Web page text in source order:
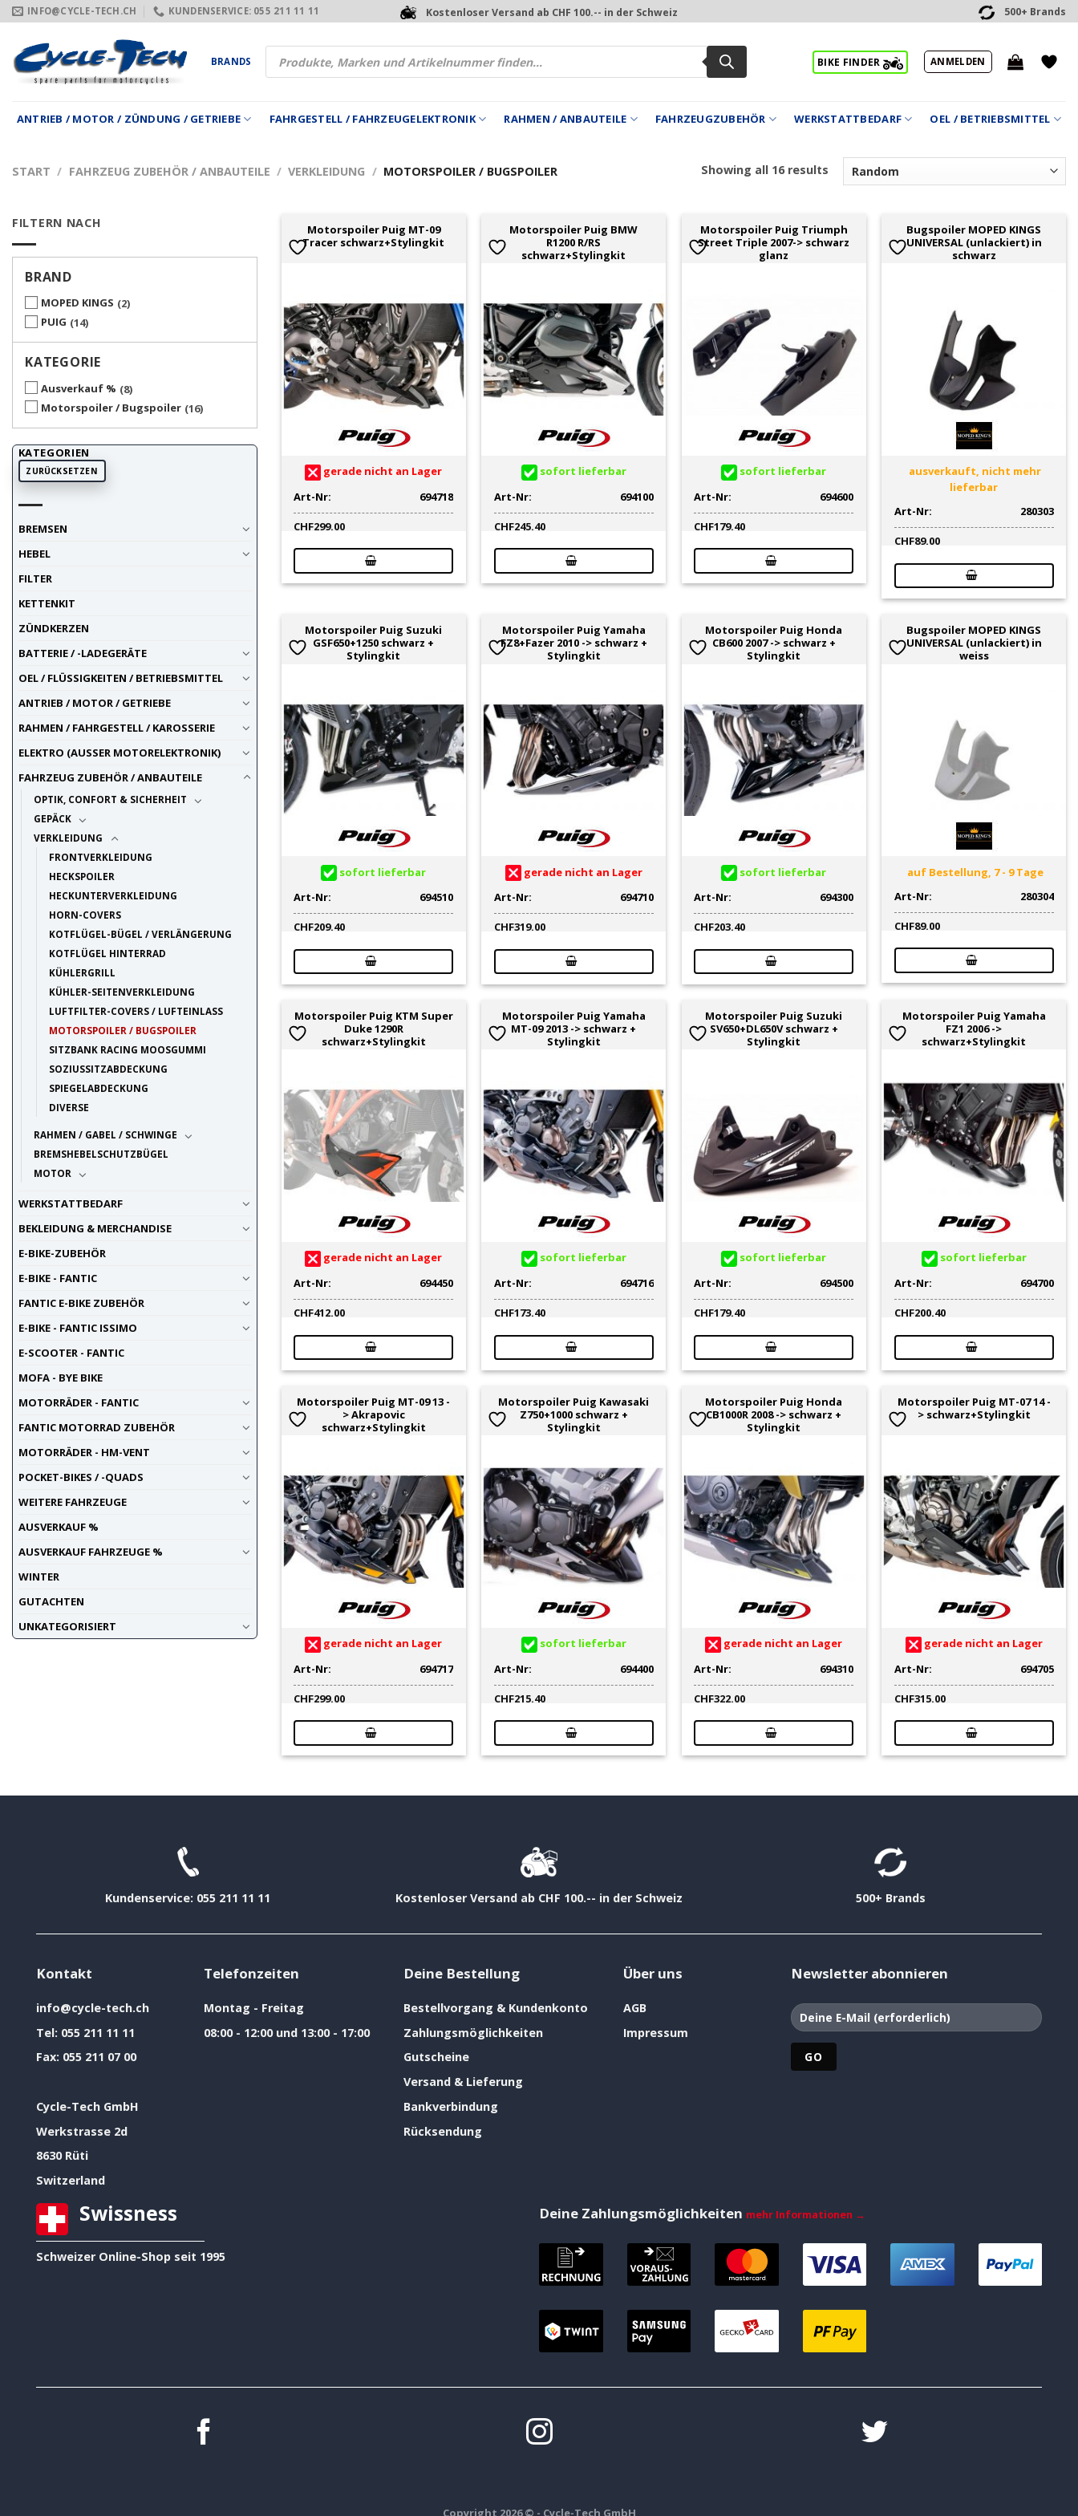
Zum
Inhalt
springen
INFO@CYCLE-TECH.CH KUNDENSERVICE: 055 211 11 11 Kostenloser Versand ab CHF 100.-- in der Schweiz 500+ Brands
BRANDS
Products
search
BIKE FINDER ANMELDEN
ANTRIEB / MOTOR / ZÜNDUNG / GETRIEBE FAHRGESTELL / FAHRZEUGELEKTRONIK RAHMEN / ANBAUTEILE FAHRZEUGZUBEHÖR WERKSTATTBEDARF OEL / BETRIEBSMITTEL
START / FAHRZEUG ZUBEHÖR / ANBAUTEILE / VERKLEIDUNG / MOTORSPOILER / BUGSPOILER Showing all 16 results
FILTERN NACH
BRAND
MOPED KINGS
2
PUIG 14
KATEGORIE
Ausverkauf %
8
Motorspoiler / Bugspoiler 16
KATEGORIEN
ZURÜCKSETZEN
BREMSEN
HEBEL
FILTER
KETTENKIT
ZÜNDKERZEN
BATTERIE / -LADEGERÄTE
OEL / FLÜSSIGKEITEN / BETRIEBSMITTEL
ANTRIEB / MOTOR / GETRIEBE
RAHMEN / FAHRGESTELL / KAROSSERIE
ELEKTRO (AUSSER MOTORELEKTRONIK)
FAHRZEUG ZUBEHÖR / ANBAUTEILE
OPTIK, CONFORT & SICHERHEIT
GEPÄCK
VERKLEIDUNG
FRONTVERKLEIDUNG
HECKSPOILER
HECKUNTERVERKLEIDUNG
HORN-COVERS
KOTFLÜGEL-BÜGEL / VERLÄNGERUNG
KOTFLÜGEL HINTERRAD
KÜHLERGRILL
KÜHLER-SEITENVERKLEIDUNG
LUFTFILTER-COVERS / LUFTEINLASS
MOTORSPOILER / BUGSPOILER
SITZBANK RACING MOOSGUMMI
SOZIUSSITZABDECKUNG
SPIEGELABDECKUNG
DIVERSE
RAHMEN / GABEL / SCHWINGE
BREMSHEBELSCHUTZBÜGEL
MOTOR
WERKSTATTBEDARF
BEKLEIDUNG & MERCHANDISE
E-BIKE-ZUBEHÖR
E-BIKE - FANTIC
FANTIC E-BIKE ZUBEHÖR
E-BIKE - FANTIC ISSIMO
E-SCOOTER - FANTIC
MOFA - BYE BIKE
MOTORRÄDER - FANTIC
FANTIC MOTORRAD ZUBEHÖR
MOTORRÄDER - HM-VENT
POCKET-BIKES / -QUADS
WEITERE FAHRZEUGE
AUSVERKAUF %
AUSVERKAUF FAHRZEUGE %
WINTER
GUTACHTEN
UNKATEGORISIERT
Motorspoiler Puig MT-09
Tracer schwarz+Stylingkit
gerade nicht an Lager
Art-Nr:
694718
CHF299.00
Motorspoiler Puig BMW
R1200 R/RS
schwarz+Stylingkit
sofort lieferbar
Art-Nr:
694100
CHF245.40
Motorspoiler Puig Triumph
Street Triple 2007-> schwarz
glanz
sofort lieferbar
Art-Nr:
694600
CHF179.40
Bugspoiler MOPED KINGS
UNIVERSAL (unlackiert) in
schwarz
ausverkauft, nicht mehr
lieferbar
Art-Nr:
280303
CHF89.00
Motorspoiler Puig Suzuki
GSF650+1250 schwarz +
Stylingkit
sofort lieferbar
Art-Nr:
694510
CHF209.40
Motorspoiler Puig Yamaha
FZ8+Fazer 2010 -> schwarz +
Stylingkit
gerade nicht an Lager
Art-Nr:
694710
CHF319.00
Motorspoiler Puig Honda
CB600 2007 -> schwarz +
Stylingkit
sofort lieferbar
Art-Nr:
694300
CHF203.40
Bugspoiler MOPED KINGS
UNIVERSAL (unlackiert) in
weiss
auf Bestellung, 7 - 9 Tage
Art-Nr:
280304
CHF89.00
Motorspoiler Puig KTM Super
Duke 1290R
schwarz+Stylingkit
gerade nicht an Lager
Art-Nr:
694450
CHF412.00
Motorspoiler Puig Yamaha
MT-09 2013 -> schwarz +
Stylingkit
sofort lieferbar
Art-Nr:
694716
CHF173.40
Motorspoiler Puig Suzuki
SV650+DL650V schwarz +
Stylingkit
sofort lieferbar
Art-Nr:
694500
CHF179.40
Motorspoiler Puig Yamaha
FZ1 2006 ->
schwarz+Stylingkit
sofort lieferbar
Art-Nr:
694700
CHF200.40
Motorspoiler Puig MT-09 13 -
> Akrapovic
schwarz+Stylingkit
gerade nicht an Lager
Art-Nr:
694717
CHF299.00
Motorspoiler Puig Kawasaki
Z750+1000 schwarz +
Stylingkit
sofort lieferbar
Art-Nr:
694400
CHF215.40
Motorspoiler Puig Honda
CB1000R 2008 -> schwarz +
Stylingkit
gerade nicht an Lager
Art-Nr:
694310
CHF322.00
Motorspoiler Puig MT-07 14 -
> schwarz+Stylingkit
gerade nicht an Lager
Art-Nr:
694705
CHF315.00
Kundenservice: 055 211 11 11 Kostenloser Versand ab CHF 100.-- in der Schweiz 500+ Brands
Kontakt
info@cycle-tech.ch
Tel: 055 211 11 11
Fax: 055 211 07 00
Cycle-Tech GmbH
Werkstrasse 2d
8630 Rüti
Switzerland
Telefonzeiten
Montag - Freitag
08:00 - 12:00 und 13:00 - 17:00
Deine Bestellung
Bestellvorgang & Kundenkonto
Zahlungsmöglichkeiten
Gutscheine
Versand & Lieferung
Bankverbindung
Rücksendung
Über uns
AGB
Impressum
Newsletter abonnieren
Swissness
Schweizer Online-Shop seit 1995
Deine Zahlungsmöglichkeiten mehr Informationen →
Copyright 2026 © - Cycle-Tech GmbH